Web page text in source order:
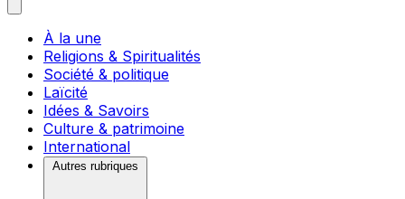
À la une
Religions & Spiritualités
Société & politique
Laïcité
Idées & Savoirs
Culture & patrimoine
International
Autres rubriques